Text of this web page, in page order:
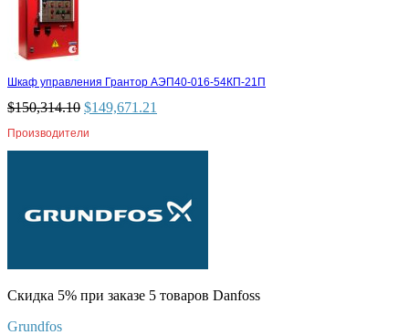
Шкаф управления Грантор АЭП40-016-54КП-21П
$150,314.10 $149,671.21
Производители
Скидка 5% при заказе 5 товаров Danfoss
Grundfos